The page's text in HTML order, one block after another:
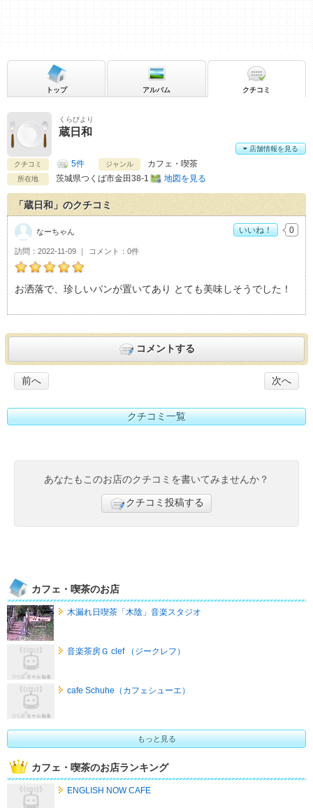
くらびより
蔵日和
クチコミ 5件 ジャンル カフェ・喫茶
所在地 茨城県つくば市金田38-1 地図を見る
店舗情報を見る
トップ アルバム クチコミ
「蔵日和」のクチコミ
なーちゃんの蔵日和おすすめ度： 5
お洒落で、珍しいパンが置いてあり とても美味しそうでした！
訪問 2022-11-09 コメント 0件
なーちゃん いいね！ 0
コメントする
前へ 次へ
クチコミ一覧
あなたもこのお店のクチコミを書いてみませんか？
クチコミ投稿する
カフェ・喫茶のお店
木漏れ日喫茶「木陰」音楽スタジオ
音楽茶房Ｇ clef （ジークレフ）
cafe Schuhe（カフェシューエ）
もっと見る
カフェ・喫茶のお店ランキング
ENGLISH NOW CAFE